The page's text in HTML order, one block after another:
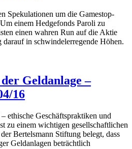
Spekulationen um die Gamestop-
einem Hedgefonds Paroli zu
einen wahren Run auf die Aktie
darauf in schwindelerregende Höhen.
Geldanlage –
16
ethische Geschäftspraktiken und
zu einem wichtigen gesellschaftlichen
Bertelsmann Stiftung belegt, dass
Geldanlagen beträchtlich